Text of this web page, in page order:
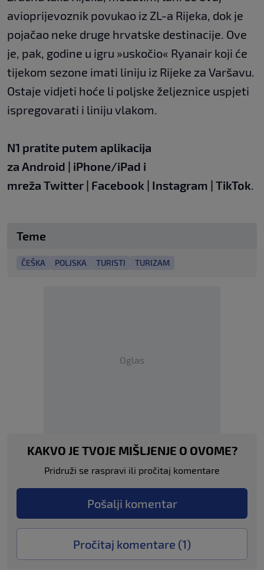
avioprijevoznik povukao iz ZL-a Rijeka, dok je
pojačao neke druge hrvatske destinacije. Ove
je, pak, godine u igru »uskočio« Ryanair koji će
tijekom sezone imati liniju iz Rijeke za Varšavu.
Ostaje vidjeti hoće li poljske željeznice uspjeti
ispregovarati i liniju vlakom.
N1 pratite putem aplikacija
za Android | iPhone/iPad i
mreža Twitter | Facebook | Instagram | TikTok
Teme
ČEŠKA POLJSKA TURISTI TURIZAM
Oglas
KAKVO JE TVOJE MIŠLJENJE O OVOME?
Pridruži se raspravi ili pročitaj komentare
Pošalji komentar
Pročitaj komentare (1)